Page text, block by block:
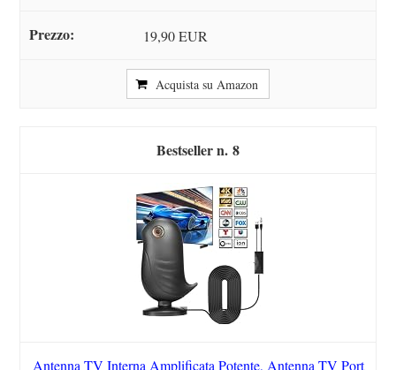
19,90 EUR
Acquista su Amazon
8
Antenna TV Interna Amplificata Potente, Antenna TV Port